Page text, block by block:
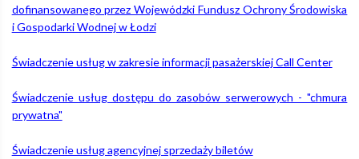
dofinansowanego przez Wojewódzki Fundusz Ochrony Środowiska
i Gospodarki Wodnej w Łodzi
Świadczenie usług w zakresie informacji pasażerskiej Call Center
Świadczenie usług dostępu do zasobów serwerowych - "chmura
prywatna"
Świadczenie usług agencyjnej sprzedaży biletów